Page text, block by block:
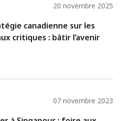
20 novembre 2025
canadienne sur les
critiques : bâtir l’avenir
07 novembre 2023